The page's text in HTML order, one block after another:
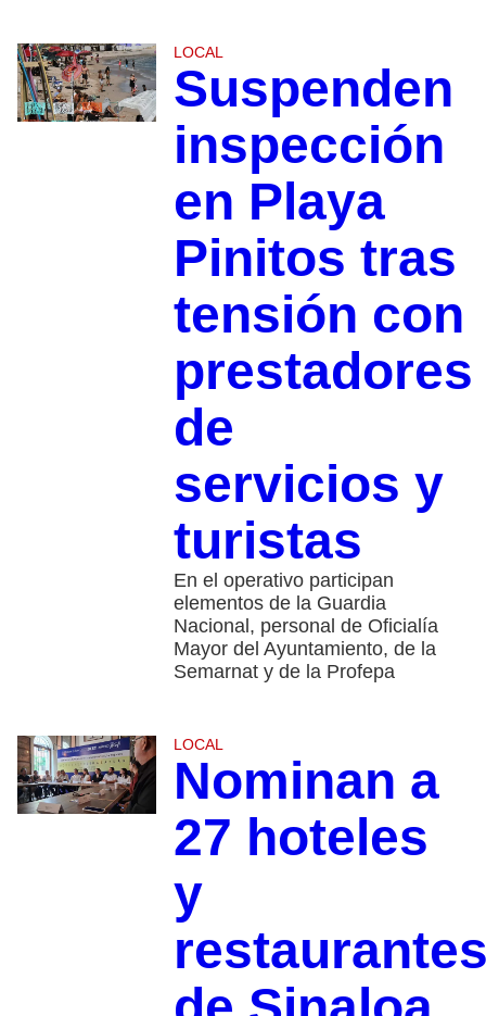
LOCAL
Suspenden
inspección
en Playa
Pinitos tras
tensión con
prestadores
de
servicios y
turistas
En el operativo participan
elementos de la Guardia
Nacional, personal de Oficialía
Mayor del Ayuntamiento, de la
Semarnat y de la Profepa
LOCAL
Nominan a
27 hoteles
y